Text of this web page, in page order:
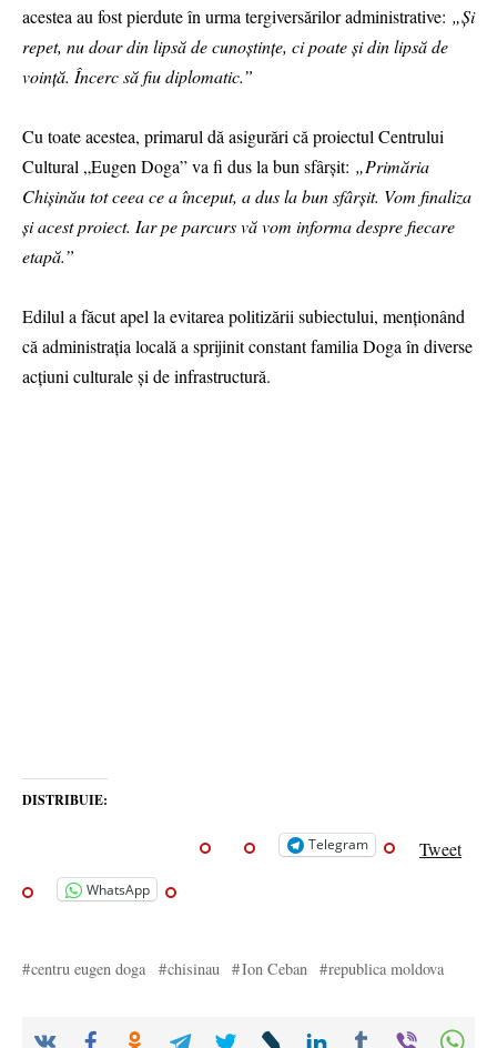
acestea au fost pierdute în urma tergiversărilor administrative: „Și
repet, nu doar din lipsă de cunoștințe, ci poate și din lipsă de
voință. Încerc să fiu diplomatic.”
Cu toate acestea, primarul dă asigurări că proiectul Centrului
Cultural „Eugen Doga” va fi dus la bun sfârșit: „Primăria
Chișinău tot ceea ce a început, a dus la bun sfârșit. Vom finaliza
și acest proiect. Iar pe parcurs vă vom informa despre fiecare
etapă.”
Edilul a făcut apel la evitarea politizării subiectului, menționând
că administrația locală a sprijinit constant familia Doga în diverse
acțiuni culturale și de infrastructură.
DISTRIBUIE:
Telegram Tweet
WhatsApp
centru eugen doga chisinau Ion Ceban republica moldova